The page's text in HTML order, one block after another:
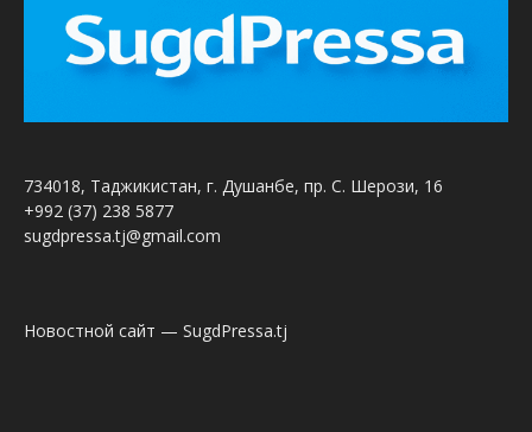
734018, Таджикистан, г. Душанбе, пр. С. Шерози, 16
+992 (37) 238 5877
sugdpressa.tj@gmail.com
Новостной сайт — SugdPressa.tj